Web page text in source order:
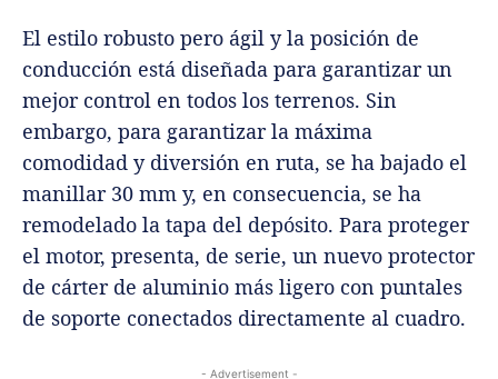
El estilo robusto pero ágil y la posición de
conducción está diseñada para garantizar un
mejor control en todos los terrenos. Sin
embargo, para garantizar la máxima
comodidad y diversión en ruta, se ha bajado el
manillar 30 mm y, en consecuencia, se ha
remodelado la tapa del depósito. Para proteger
el motor, presenta, de serie, un nuevo protector
de cárter de aluminio más ligero con puntales
de soporte conectados directamente al cuadro.
- Advertisement -